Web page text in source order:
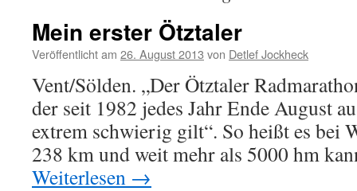
Mein erster Ötztaler
Veröffentlicht am 26. August 2013 von Detlef Jockheck
Vent/Sölden. „Der Ötztaler
der seit 1982 jedes Jahr Ende August
extrem schwierig gilt“. So heißt es bei
238 km und weit mehr als 5000 hm
Weiterlesen →